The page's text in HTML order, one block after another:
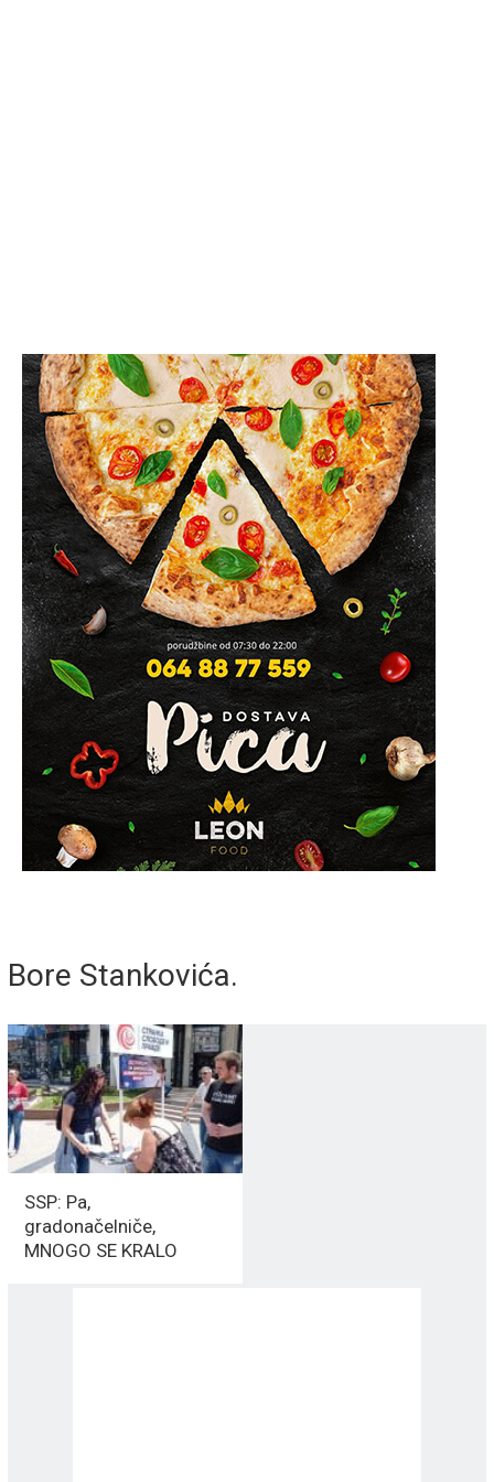
Bore Stankovića.
SSP: Pa,
gradonačelniče,
MNOGO SE KRALO